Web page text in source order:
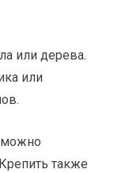
или дерева.
или
можно
также